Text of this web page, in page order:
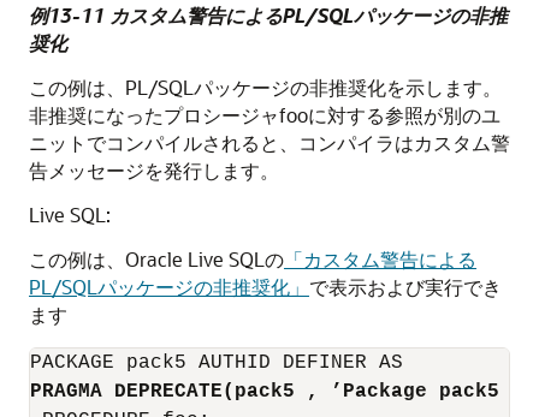
例13-11 カスタム警告によるPL/SQLパッケージの非推
奨化
この例は、PL/SQLパッケージの非推奨化を示します。
非推奨になったプロシージャfooに対する参照が別のユ
ニットでコンパイルされると、コンパイラはカスタム警
告メッセージを発行します。
Live SQL:
この例は、Oracle Live SQLの 「カスタム警告による
PL/SQLパッケージの非推奨化」 で表示および実行でき
ます
PRAGMA DEPRECATE(pack5 , ’Package pack5